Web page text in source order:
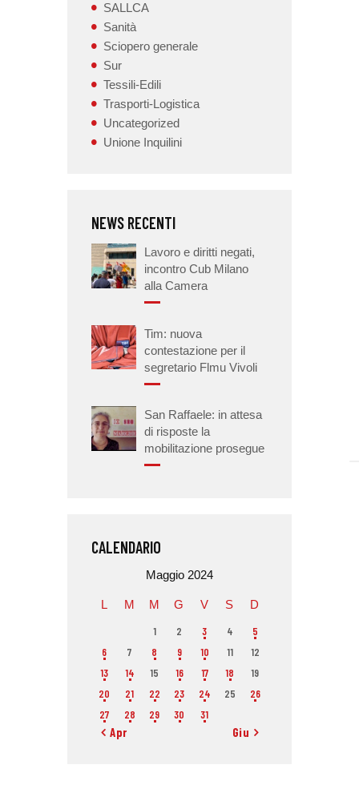
SALLCA
Sanità
Sciopero generale
Sur
Tessili-Edili
Trasporti-Logistica
Uncategorized
Unione Inquilini
NEWS RECENTI
Lavoro e diritti negati,
incontro Cub Milano
alla Camera
Tim: nuova
contestazione per il
segretario Flmu Vivoli
San Raffaele: in attesa
di risposte la
mobilitazione prosegue
CALENDARIO
Maggio 2024
L M M G V S D
1 2 3 4
5
6
7 8 9 10 11
12
13
14 15 16 17 18
19
20
21 22 23 24 25
26
27
28 29 30 31
« Apr Giu »